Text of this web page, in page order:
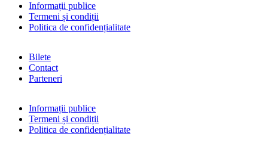
Informații publice
Termeni și condiții
Politica de confidențialitate
Bilete
Contact
Parteneri
Informații publice
Termeni și condiții
Politica de confidențialitate